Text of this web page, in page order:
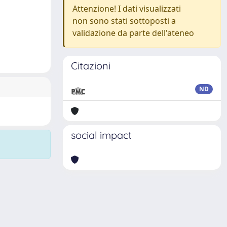
Attenzione! I dati visualizzati
non sono stati sottoposti a
validazione da parte dell'ateneo
Citazioni
ND
social impact